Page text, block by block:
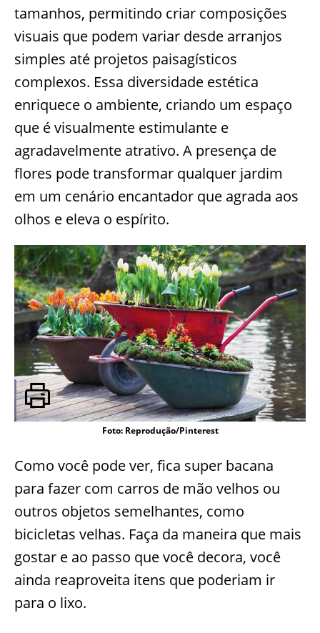
tamanhos, permitindo criar composições
visuais que podem variar desde arranjos
simples até projetos paisagísticos
complexos. Essa diversidade estética
enriquece o ambiente, criando um espaço
que é visualmente estimulante e
agradavelmente atrativo. A presença de
flores pode transformar qualquer jardim
em um cenário encantador que agrada aos
olhos e eleva o espírito.
Foto: Reprodução/Pinterest
Como você pode ver, fica super bacana
para fazer com carros de mão velhos ou
outros objetos semelhantes, como
bicicletas velhas. Faça da maneira que mais
gostar e ao passo que você decora, você
ainda reaproveita itens que poderiam ir
para o lixo.